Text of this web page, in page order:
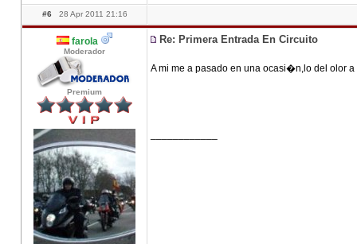
#6 28 Apr 2011 21:16
farola
Moderador
Premium
Re: Primera Entrada En Circuito
A mi me a pasado en una ocasi�n,lo del olor